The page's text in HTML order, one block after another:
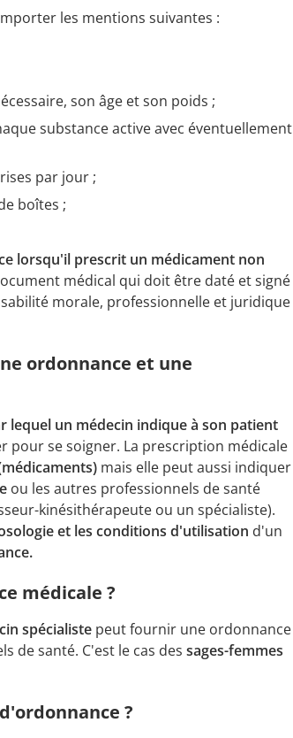
les mentions suivantes :
son âge et son poids ;
substance active avec éventuellement
par jour ;
boîtes ;
lorsqu'il prescrit un médicament non
médical qui doit être daté et signé
morale, professionnelle et juridique
ordonnance et une
lequel un médecin indique à son patient
pour se soigner. La prescription médicale
mais elle peut aussi indiquer
ou les autres professionnels de santé
kinésithérapeute ou un spécialiste).
et les conditions d'utilisation d'un
médicale ?
spécialiste peut fournir une ordonnance
de santé. C'est le cas des sages-femmes
?